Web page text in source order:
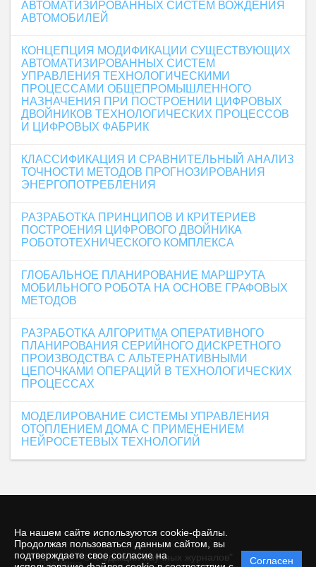
На нашем сайте используются cookie-файлы.
Продолжая пользоваться данным сайтом, вы
подтверждаете свое согласие на
Согласен
АВТОМАТИЗИРОВАННЫХ СИСТЕМ ВОЖДЕНИЯ
АВТОМОБИЛЕЙ
КОНЦЕПЦИЯ МОДИФИКАЦИИ СУЩЕСТВУЮЩИХ
АВТОМАТИЗИРОВАННЫХ СИСТЕМ
УПРАВЛЕНИЯ ТЕХНОЛОГИЧЕСКИМИ
ПРОЦЕССАМИ ОБЩЕПРОМЫШЛЕННОГО
НАЗНАЧЕНИЯ ПРИ ПОСТРОЕНИИ ЦИФРОВЫХ
ДВОЙНИКОВ ТЕХНОЛОГИЧЕСКИХ ПРОЦЕССОВ
И ЦИФРОВЫХ ФАБРИК
КЛАССИФИКАЦИЯ И СРАВНИТЕЛЬНЫЙ АНАЛИЗ
ТОЧНОСТИ МЕТОДОВ ПРОГНОЗИРОВАНИЯ
ЭНЕРГОПОТРЕБЛЕНИЯ
РАЗРАБОТКА ПРИНЦИПОВ И КРИТЕРИЕВ
ПОСТРОЕНИЯ ЦИФРОВОГО ДВОЙНИКА
РОБОТОТЕХНИЧЕСКОГО КОМПЛЕКСА
ГЛОБАЛЬНОЕ ПЛАНИРОВАНИЕ МАРШРУТА
МОБИЛЬНОГО РОБОТА НА ОСНОВЕ ГРАФОВЫХ
МЕТОДОВ
РАЗРАБОТКА АЛГОРИТМА ОПЕРАТИВНОГО
ПЛАНИРОВАНИЯ СЕРИЙНОГО ДИСКРЕТНОГО
ПРОИЗВОДСТВА С АЛЬТЕРНАТИВНЫМИ
ЦЕПОЧКАМИ ОПЕРАЦИЙ В ТЕХНОЛОГИЧЕСКИХ
ПРОЦЕССАХ
МОДЕЛИРОВАНИЕ СИСТЕМЫ УПРАВЛЕНИЯ
ОТОПЛЕНИЕМ ДОМА С ПРИМЕНЕНИЕМ
НЕЙРОСЕТЕВЫХ ТЕХНОЛОГИЙ
© "Редакция научных журналов"
Политика